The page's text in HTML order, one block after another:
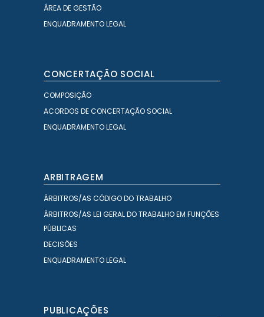
ÁREA DE GESTÃO
ENQUADRAMENTO LEGAL
CONCERTAÇÃO SOCIAL
COMPOSIÇÃO
ACORDOS DE CONCERTAÇÃO SOCIAL
ENQUADRAMENTO LEGAL
ARBITRAGEM
ÁRBITROS/AS CÓDIGO DO TRABALHO
ÁRBITROS/AS LEI GERAL DO TRABALHO EM FUNÇÕES
PÚBLICAS
DECISÕES
ENQUADRAMENTO LEGAL
PUBLICAÇÕES